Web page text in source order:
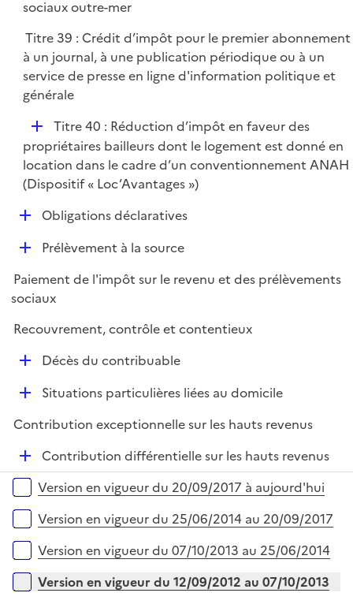
p
i
e
r
sociaux outre-mer
Titre 39 : Crédit d’impôt pour le premier abonnement
à un journal, à une publication périodique ou à un
service de presse en ligne d'information politique et
générale
D
é
p
l
e
r
Titre 40 : Réduction d’impôt en faveur des
propriétaires bailleurs dont le logement est donné en
location dans le cadre d’un conventionnement ANAH
(Dispositif « Loc’Avantages »)
D
i
e
r
Obligations déclaratives
D
p
l
i
Prélèvement à la source
Paiement de l'impôt sur le revenu et des prélèvements
sociaux
Recouvrement, contrôle et contentieux
D
i
r
Décès du contribuable
D
p
i
e
Situations particulières liées au domicile
Contribution exceptionnelle sur les hauts revenus
D
é
p
e
Contribution différentielle sur les hauts revenus
Versions sur la période
Version en vigueur du 20/09/2017 à aujourd'hui
Version en vigueur du 25/06/2014 au 20/09/2017
Version en vigueur du 07/10/2013 au 25/06/2014
Version en vigueur du 12/09/2012 au 07/10/2013